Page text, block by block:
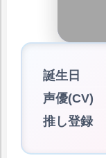
誕生日
声優(CV)
推し登録